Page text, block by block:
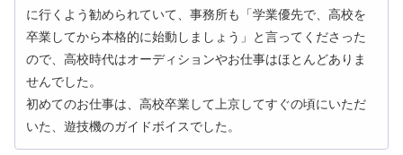
に行くよう勧められていて、事務所も「学業優先で、高校を
卒業してから本格的に始動しましょう」と言ってくださった
ので、高校時代はオーディションやお仕事はほとんどありま
せんでした。
初めてのお仕事は、高校卒業して上京してすぐの頃にいただ
いた、遊技機のガイドボイスでした。